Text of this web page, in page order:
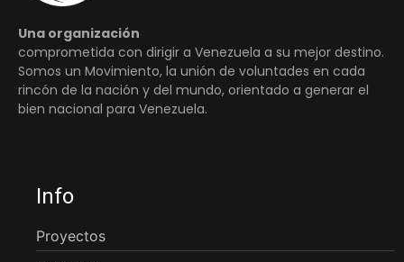
Una organización
comprometida con dirigir a Venezuela a su mejor destino.
Somos un Movimiento, la unión de voluntades en cada
rincón de la nación y del mundo, orientado a generar el
bien nacional para Venezuela.
Info
Proyectos